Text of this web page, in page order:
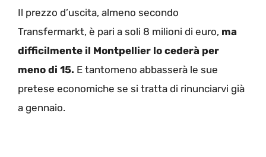
Il prezzo d’uscita, almeno secondo
Transfermarkt, è pari a soli 8 milioni di euro, ma
difficilmente il Montpellier lo cederà per
meno di 15. E tantomeno abbasserà le sue
pretese economiche se si tratta di rinunciarvi già
a gennaio.